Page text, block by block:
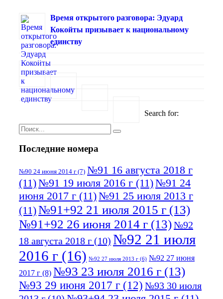
Время открытого разговора: Эдуард
Кокойты призывает к национальному
единству
Search for:
Последние номера
№90 24 июня 2014 г (7) №91 16 августа 2018 г
(11)№91 19 июля 2016 г (11)№91 24
июня 2017 г (11)№91 25 июля 2013 г
(11)№91+92 21 июля 2015 г (13)
№91+92 26 июня 2014 г (13)№92
18 августа 2018 г (10) №92 21 июля
2016 г (16) №92 27 июля 2013 г (6) №92 27 июня
2017 г (8) №93 23 июля 2016 г (13)
№93 29 июня 2017 г (12) №93 30 июля